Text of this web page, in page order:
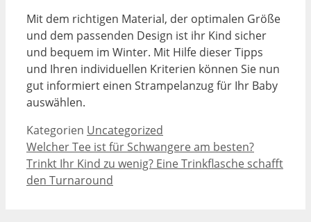
Mit dem richtigen Material, der optimalen Größe
und dem passenden Design ist ihr Kind sicher
und bequem im Winter. Mit Hilfe dieser Tipps
und Ihren individuellen Kriterien können Sie nun
gut informiert einen Strampelanzug für Ihr Baby
auswählen.
Kategorien Uncategorized
Welcher Tee ist für Schwangere am besten?
Trinkt Ihr Kind zu wenig? Eine Trinkflasche schafft
den Turnaround